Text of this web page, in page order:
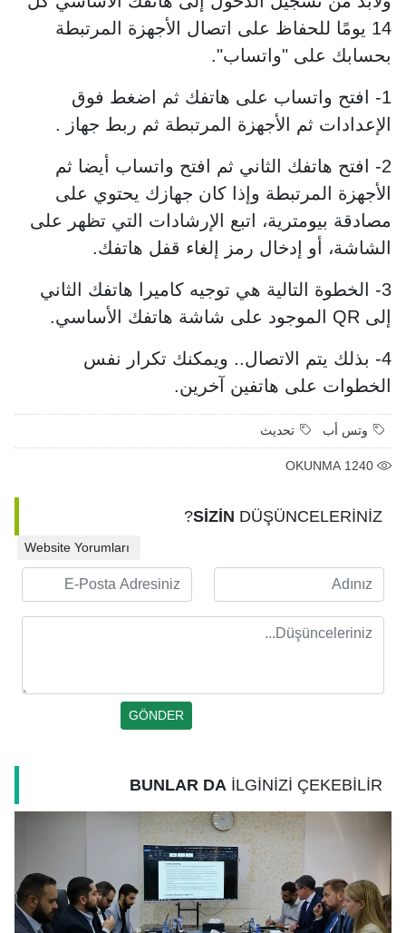
14 يومًا للحفاظ على اتصال الأجهزة المرتبطة
بحسابك على "واتساب".
1- افتح واتساب على هاتفك ثم اضغط فوق
الإعدادات ثم الأجهزة المرتبطة ثم ربط جهاز .
2- افتح هاتفك الثاني ثم افتح واتساب أيضا ثم
الأجهزة المرتبطة وإذا كان جهازك يحتوي على
مصادقة بيومترية، اتبع الإرشادات التي تظهر على
الشاشة، أو إدخال رمز إلغاء قفل هاتفك.
3- الخطوة التالية هي توجيه كاميرا هاتفك الثاني
إلى QR الموجود على شاشة هاتفك الأساسي.
4- بذلك يتم الاتصال.. ويمكنك تكرار نفس
الخطوات على هاتفين آخرين.
وتس أب تحديث
1240
OKUNMA
SİZİN DÜŞÜNCELERİNİZ?
BUNLAR DA İLGİNİZİ ÇEKEBİLİR